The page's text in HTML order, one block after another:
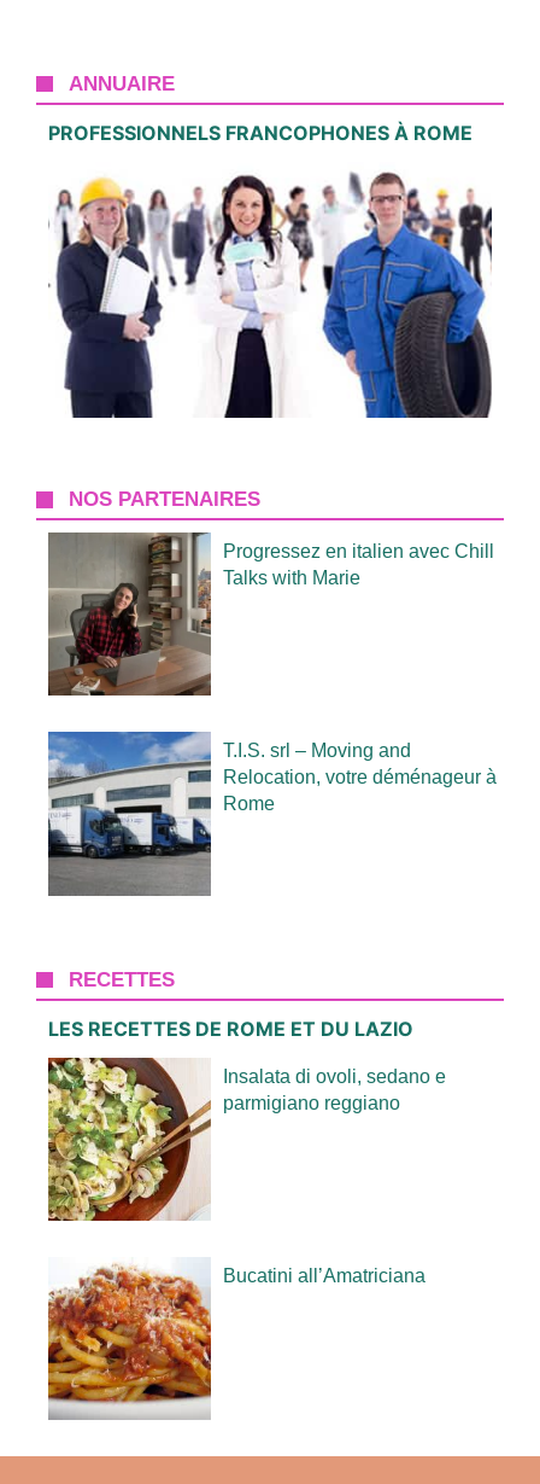
ANNUAIRE
PROFESSIONNELS FRANCOPHONES À ROME
NOS PARTENAIRES
Progressez en italien avec Chill
Talks with Marie
T.I.S. srl – Moving and
Relocation, votre déménageur à
Rome
RECETTES
LES RECETTES DE ROME ET DU LAZIO
Insalata di ovoli, sedano e
parmigiano reggiano
Bucatini all’Amatriciana